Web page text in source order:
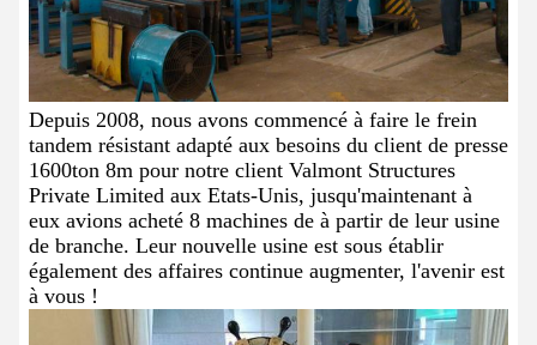
Depuis 2008, nous avons commencé à faire le frein
tandem résistant adapté aux besoins du client de presse
1600ton 8m pour notre client Valmont Structures
Private Limited aux Etats-Unis, jusqu'maintenant à
eux avions acheté 8 machines de à partir de leur usine
de branche. Leur nouvelle usine est sous établir
également des affaires continue augmenter, l'avenir est
à vous !